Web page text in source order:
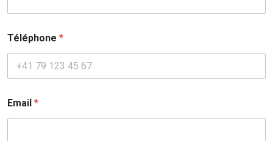
Téléphone *
Email *